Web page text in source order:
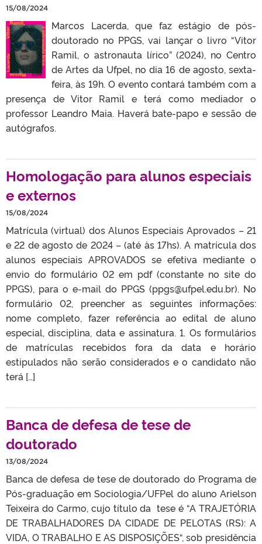
15/08/2024
Marcos Lacerda, que faz estágio de pós-
doutorado no PPGS, vai lançar o livro “Vitor
Ramil, o astronauta lírico” (2024), no Centro
de Artes da Ufpel, no dia 16 de agosto, sexta-
feira, às 19h. O evento contará também com a
presença de Vitor Ramil e terá como mediador o
professor Leandro Maia. Haverá bate-papo e sessão de
autógrafos.
Homologação para alunos especiais
e externos
15/08/2024
Matrícula (virtual) dos Alunos Especiais Aprovados – 21
e 22 de agosto de 2024 – (até às 17hs). A matrícula dos
alunos especiais APROVADOS se efetiva mediante o
envio do formulário 02 em pdf (constante no site do
PPGS), para o e-mail do PPGS (ppgs@ufpel.edu.br). No
formulário 02, preencher as seguintes informações:
nome completo, fazer referência ao edital de aluno
especial, disciplina, data e assinatura. 1. Os formulários
de matrículas recebidos fora da data e horário
estipulados não serão considerados e o candidato não
terá […]
Banca de defesa de tese de
doutorado
13/08/2024
Banca de defesa de tese de doutorado do Programa de
Pós-graduação em Sociologia/UFPel do aluno Arielson
Teixeira do Carmo, cujo título da tese é “A TRAJETÓRIA
DE TRABALHADORES DA CIDADE DE PELOTAS (RS): A
VIDA, O TRABALHO E AS DISPOSIÇÕES“, sob presidência